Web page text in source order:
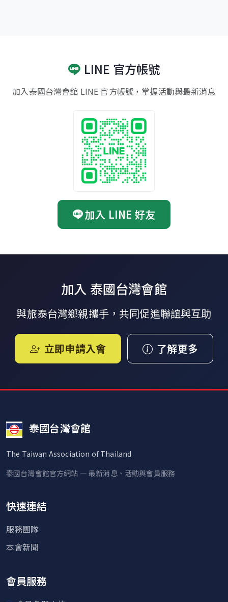
LINE 官方帳號
加入泰國台灣會舘 LINE 官方帳號，掌握活動與最新消息
加入 LINE 好友
加入 泰國台灣會館
與旅泰台灣鄉親攜手，共同促進聯誼與互助
立即申請入會 了解更多
泰國台灣會館
The Taiwan Association of Thailand
泰國台灣會館官方網站 — 最新消息、活動與會員服務
快速連結
服務團隊
本會新聞
會員服務